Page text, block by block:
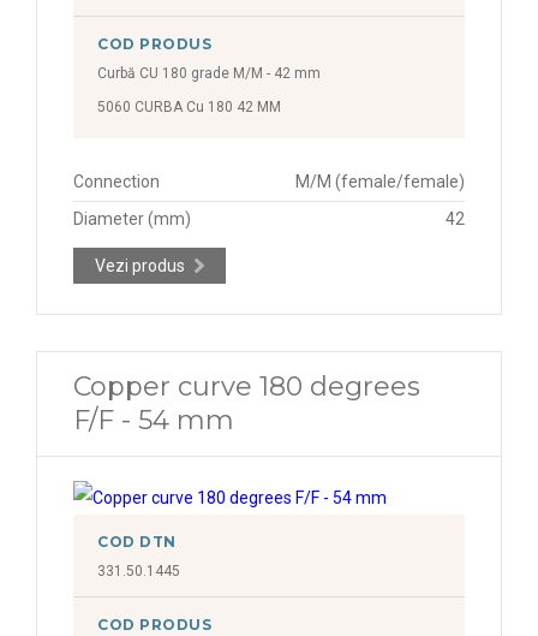
COD PRODUS
Curbă CU 180 grade M/M - 42 mm
5060 CURBA Cu 180 42 MM
Connection
M/M (female/female)
Diameter (mm)
42
Vezi produs
Copper curve 180 degrees
F/F - 54 mm
COD DTN
331.50.1445
COD PRODUS